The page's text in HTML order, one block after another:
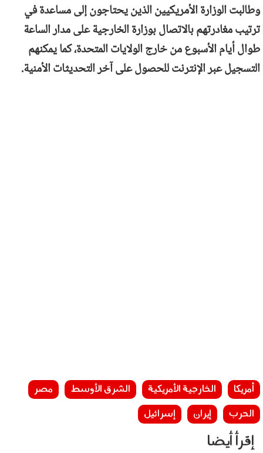
وطالبت الوزارة الأمريكيين الذين يحتاجون إلى مساعدة في
ترتيب مغادرتهم بالاتصال بوزارة الخارجية على مدار الساعة
طوال أيام الأسبوع من خارج الولايات المتحدة، كما يمكنهم
التسجيل عبر الإنترنت للحصول على آخر التحديثات الأمنية.
أمريكا الخارجية الأمريكية الشرق الأوسط
مصر
الحرب
إيران إسرائيل
إقرأ أيضا